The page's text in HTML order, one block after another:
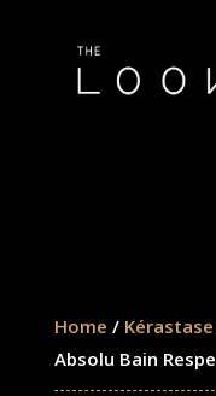
Home / Kérastase
Absolu Bain